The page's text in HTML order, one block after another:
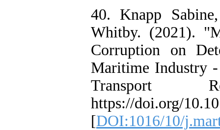
40. Knapp
Whitby. (2021).
Corruption on
Maritime Industry
Transport
https://doi.org/
[DOI:1016/10/